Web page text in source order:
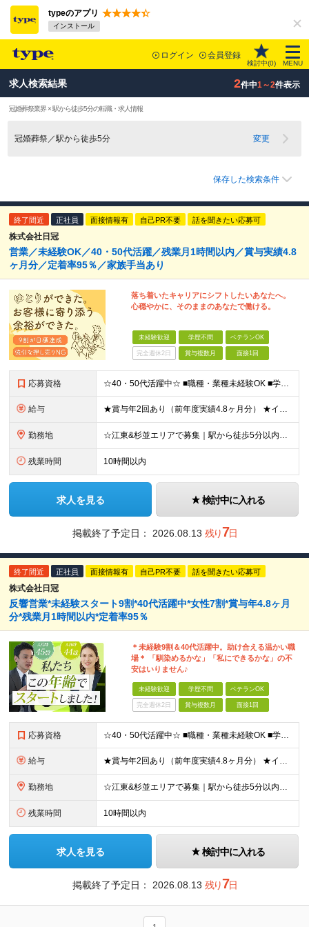
typeのアプリ
インストール
ログイン 会員登録
検討中(0) MENU
求人検索結果 2件中1～2件表示
冠婚葬祭業界 × 駅から徒歩5分の転職・求人情報
冠婚葬祭／駅から徒歩5分 変更
保存した検索条件
終了間近 正社員 面接情報有 自己PR不要 話を聞きたい応募可
株式会社日冠
営業／未経験OK／40・50代活躍／残業月1時間以内／賞与実績4.8
ヶ月分／定着率95％／家族手当あり
落ち着いたキャリアにシフトしたいあなたへ。
心穏やかに、そのままのあなたで働ける。
未経験歓迎 学歴不問 ベテランOK
完全週休2日 賞与複数月 面接1回
応募資格 ☆40・50代活躍中☆ ■職種・業種未経験OK ■学歴不問 ★パソコン操作が必要な業務はほぼなし！ 調べ物があれば事業所にいる事務スタッフが対応します。 ★30代・40代・50代の幅広い年代が活躍中
給与 ★賞与年2回あり（前年度実績4.8ヶ月分） ★インセンティブ毎月平均5万円 ≪インセンティブ≫ 互助会：1件成約につき2万2000円～4万3000円程度。 生命保険：1件成約につき1万円～4万円程度
勤務地 ☆江東&杉並エリアで募集｜駅から徒歩5分以内☆ □勤務地は相談可能です □転居を伴う転勤なし 【江東営業所】東京都江東区亀戸2-17-7 4F 【城西営業所】東京都杉並区高円寺北2-1-9 2F
残業時間 10時間以内
求人を見る 検討中に入れる
掲載終了予定日： 2026.08.13 残り7日
終了間近 正社員 面接情報有 自己PR不要 話を聞きたい応募可
株式会社日冠
反響営業*未経験スタート9割*40代活躍中*女性7割*賞与年4.8ヶ月
分*残業月1時間以内*定着率95％
＊未経験9割＆40代活躍中。助け合える温かい職
場＊ 「馴染めるかな」「私にできるかな」の不
安はいりません♪
未経験歓迎 学歴不問 ベテランOK
完全週休2日 賞与複数月 面接1回
応募資格 ☆40・50代活躍中☆ ■職種・業種未経験OK ■学歴不問 ★パソコン操作が必要な業務はほぼなし！ 調べ物があれば事業所にいる事務スタッフが対応します。 ★30代・40代・50代の幅広い年代が活躍中
給与 ★賞与年2回あり（前年度実績4.8ヶ月分） ★インセンティブ毎月平均5万円 ≪インセンティブ≫ 互助会：1件成約につき2万2000円～4万3000円程度。 生命保険：1件成約につき1万円～4万円程度
勤務地 ☆江東&杉並エリアで募集｜駅から徒歩5分以内☆ □勤務地は相談可能です □転居を伴う転勤なし 【江東営業所】東京都江東区亀戸2-17-7 4F 【城西営業所】東京都杉並区高円寺北2-1-9 2F
残業時間 10時間以内
求人を見る 検討中に入れる
掲載終了予定日： 2026.08.13 残り7日